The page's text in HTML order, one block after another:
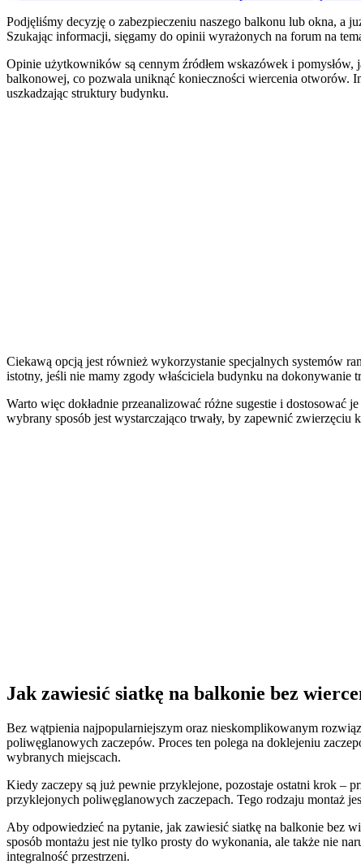
Podjęliśmy decyzję o zabezpieczeniu naszego balkonu lub okna, a
Szukając informacji, sięgamy do opinii wyrażonych na forum na
Opinie użytkowników są cennym źródłem wskazówek i
balkonowej, co pozwala uniknąć konieczności wiercenia otworów.
uszkadzając struktury budynku.
Ciekawą opcją jest również wykorzystanie specjalnych systemów
istotny, jeśli nie mamy zgody właściciela budynku na dokonywanie
Warto więc dokładnie przeanalizować różne sugestie i dostosować
wybrany sposób jest wystarczająco trwały, by zapewnić
Jak zawiesić siatkę na balkonie bez
Bez wątpienia najpopularniejszym oraz nieskomplikowanym
poliwęglanowych zaczepów. Proces ten polega na doklejeniu
wybranych miejscach.
Kiedy zaczepy są już pewnie przyklejone, pozostaje ostatni krok –
przyklejonych poliwęglanowych zaczepach. Tego rodzaju montaż
Aby odpowiedzieć na pytanie, jak zawiesić siatkę na balkonie bez
sposób montażu jest nie tylko prosty do wykonania, ale także nie
integralność przestrzeni.